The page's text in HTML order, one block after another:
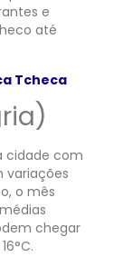
e
até
Tcheca
cidade com
variações
o mês
chegar